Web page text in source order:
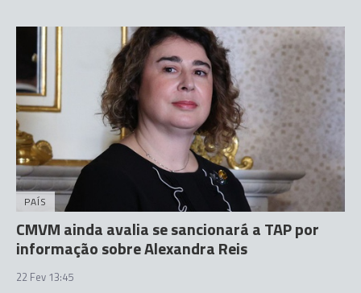
PAÍS
CMVM ainda avalia se sancionará a TAP por
informação sobre Alexandra Reis
22 Fev 13:45